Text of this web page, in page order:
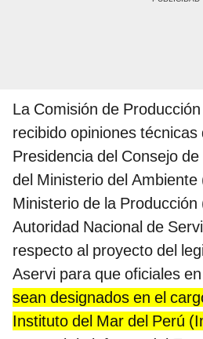
La Comisión de
recibido opiniones
Presidencia del Consejo
del Ministerio del
Ministerio de la
Autoridad Nacional de
respecto al proyecto del
Aservi para que oficiales
sean designados en el
Instituto del Mar del Perú